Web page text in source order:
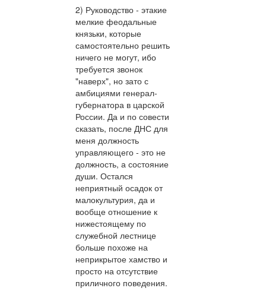
2) Руководство - этакие
мелкие феодальные
князьки, которые
самостоятельно решить
ничего не могут, ибо
требуется звонок
"наверх", но зато с
амбициями генерал-
губернатора в царской
России. Да и по совести
сказать, после ДНС для
меня должность
управляющего - это не
должность, а состояние
души. Остался
неприятный осадок от
малокультурия, да и
вообще отношение к
нижестоящему по
служебной лестнице
больше похоже на
неприкрытое хамство и
просто на отсутствие
приличного поведения.